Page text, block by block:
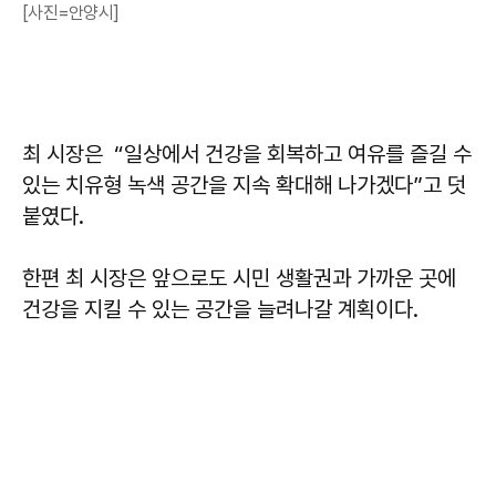
[사진=안양시]
최 시장은 “일상에서 건강을 회복하고 여유를 즐길 수
있는 치유형 녹색 공간을 지속 확대해 나가겠다”고 덧
붙였다.
한편 최 시장은 앞으로도 시민 생활권과 가까운 곳에
건강을 지킬 수 있는 공간을 늘려나갈 계획이다.